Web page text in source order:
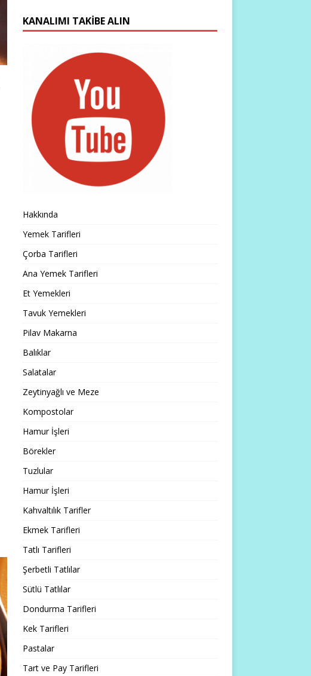
KANALIMI TAKIBE ALIN
Hakkında
Yemek Tarifleri
Çorba Tarifleri
Ana Yemek Tarifleri
Et Yemekleri
Tavuk Yemekleri
Pilav Makarna
Balıklar
Salatalar
Zeytinyağlı ve Meze
Kompostolar
Hamur İşleri
Börekler
Tuzlular
Hamur İşleri
Kahvaltılık Tarifler
Ekmek Tarifleri
Tatlı Tarifleri
Şerbetli Tatlılar
Sütlü Tatlılar
Dondurma Tarifleri
Kek Tarifleri
Pastalar
Tart ve Pay Tarifleri